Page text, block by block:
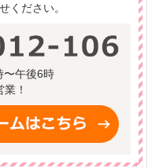
ください。
〜午後6時
！